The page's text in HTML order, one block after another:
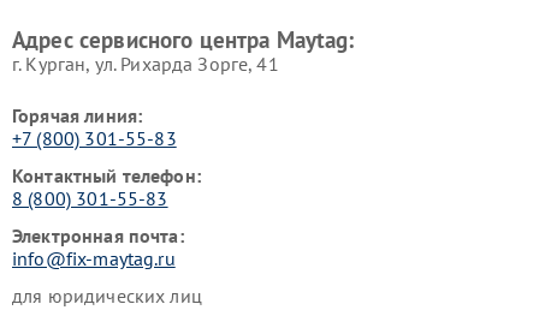
Адрес сервисного центра Maytag:
г. Курган, ул. Рихарда Зорге, 41
Горячая линия:
+7 (800) 301-55-83
Контактный телефон:
8 (800) 301-55-83
Электронная почта:
info@fix-maytag.ru
для юридических лиц